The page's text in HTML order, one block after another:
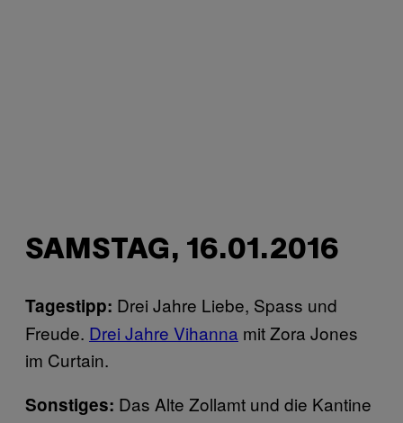
SAMSTAG, 16.01.2016
Tagestipp: Drei Jahre Liebe, Spass und
Freude. Drei Jahre Vihanna mit Zora Jones
im Curtain.
Sonstiges: Das Alte Zollamt und die Kantine